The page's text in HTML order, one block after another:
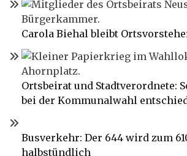
Carola Biehal bleibt
Ortsbeirat und Stadtverordnete:
bei der Kommunalwahl
Busverkehr: Der 644 wird zum
halbstündlich